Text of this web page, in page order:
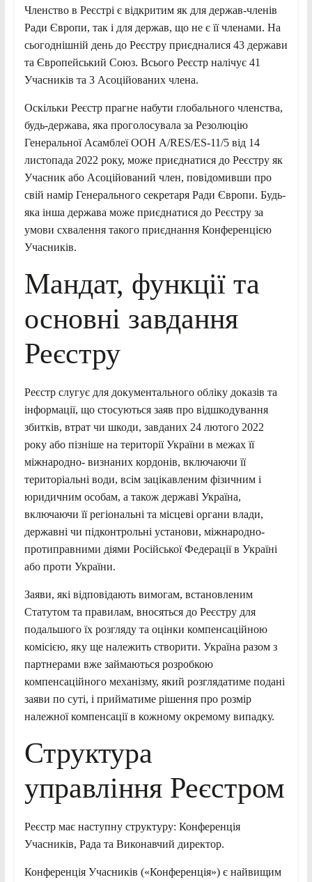
Членство в Реєстрі є відкритим як для держав-членів
Ради Європи, так і для держав, що не є її членами. На
сьогоднішній день до Реєстру приєдналися 43 держави
та Європейський Союз. Всього Реєстр налічує 41
Учасників та 3 Асоційованих члена.
Оскільки Реєстр прагне набути глобального членства,
будь-держава, яка проголосувала за Резолюцію
Генеральної Асамблеї ООН A/RES/ES-11/5 від 14
листопада 2022 року, може приєднатися до Реєстру як
Учасник або Асоційований член, повідомивши про
свій намір Генерального секретаря Ради Європи. Будь-
яка інша держава може приєднатися до Реєстру за
умови схвалення такого приєднання Конференцією
Учасників.
Мандат, функції та
основні завдання
Реєстру
Реєстр слугує для документального обліку доказів та
інформації, що стосуються заяв про відшкодування
збитків, втрат чи шкоди, завданих 24 лютого 2022
року або пізніше на території України в межах її
міжнародно- визнаних кордонів, включаючи її
територіальні води, всім зацікавленим фізичним і
юридичним особам, а також державі Україна,
включаючи її регіональні та місцеві органи влади,
державні чи підконтрольні установи, міжнародно-
протиправними діями Російської Федерації в Україні
або проти України.
Заяви, які відповідають вимогам, встановленим
Статутом та правилам, вносяться до Реєстру для
подальшого їх розгляду та оцінки компенсаційною
комісією, яку ще належить створити. Україна разом з
партнерами вже займаються розробкою
компенсаційного механізму, який розглядатиме подані
заяви по суті, і прийматиме рішення про розмір
належної компенсації в кожному окремому випадку.
Структура
управління Реєстром
Реєстр має наступну структуру: Конференція
Учасників, Рада та Виконавчий директор.
Конференція Учасників («Конференція») є найвищим